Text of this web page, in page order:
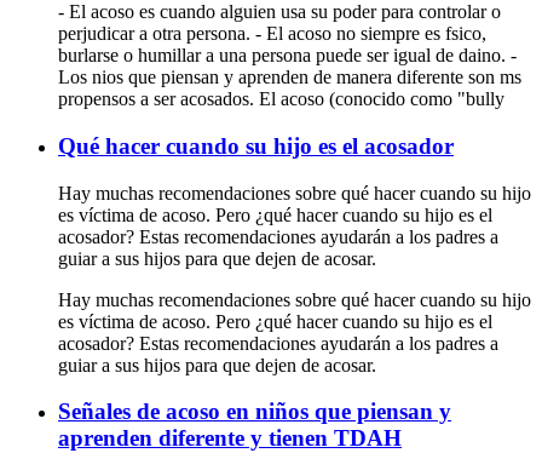
- El acoso es cuando alguien usa su poder para controlar o
perjudicar a otra persona. - El acoso no siempre es fsico,
burlarse o humillar a una persona puede ser igual de daino. -
Los nios que piensan y aprenden de manera diferente son ms
propensos a ser acosados. El acoso (conocido como "bully
Qué hacer cuando su hijo es el acosador
Hay muchas recomendaciones sobre qué hacer cuando su hijo
es víctima de acoso. Pero ¿qué hacer cuando su hijo es el
acosador? Estas recomendaciones ayudarán a los padres a
guiar a sus hijos para que dejen de acosar.
Hay muchas recomendaciones sobre qué hacer cuando su hijo
es víctima de acoso. Pero ¿qué hacer cuando su hijo es el
acosador? Estas recomendaciones ayudarán a los padres a
guiar a sus hijos para que dejen de acosar.
Señales de acoso en niños que piensan y
aprenden diferente y tienen TDAH